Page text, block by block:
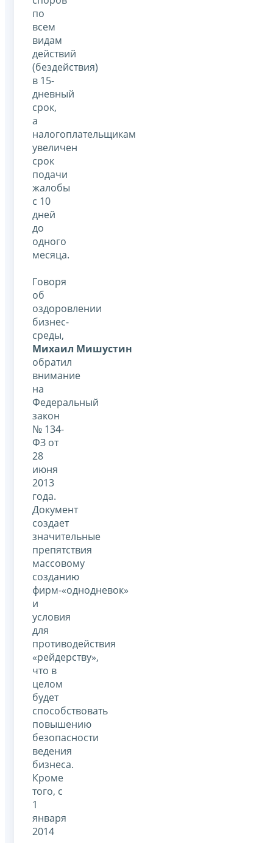
по
всем
видам
действий
(бездействия)
в 15-
дневный
срок,
а
налогоплательщикам
увеличен
срок
подачи
жалобы
с 10
дней
до
одного
месяца.
Говоря
об
оздоровлении
бизнес-
среды,
Михаил Мишустин
обратил
внимание
на
Федеральный
закон
№ 134-
ФЗ от
28
июня
2013
года.
Документ
создает
значительные
препятствия
массовому
созданию
фирм-«однодневок»
и
условия
для
противодействия
«рейдерству»,
что в
целом
будет
способствовать
повышению
безопасности
ведения
бизнеса.
Кроме
того, с
1
января
2014